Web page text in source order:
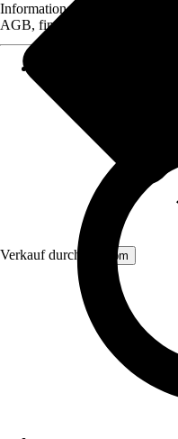
Verkauf durch: Aosom
Informationen des
AGB, finden Sie bei Klick auf